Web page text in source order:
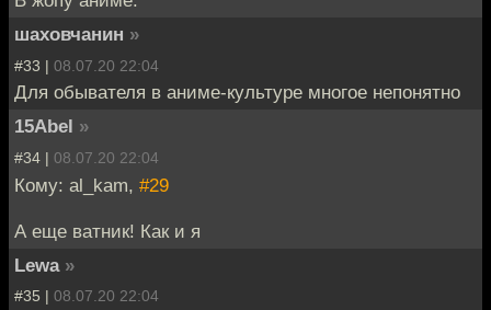
шаховчанин »
#33 | 08.07.20 22:04
Для обывателя в аниме-культуре многое непонятно
15Abel »
#34 | 08.07.20 22:04
Кому: al_kam, #29
А еще ватник! Как и я
Lewa »
#35 | 08.07.20 22:04